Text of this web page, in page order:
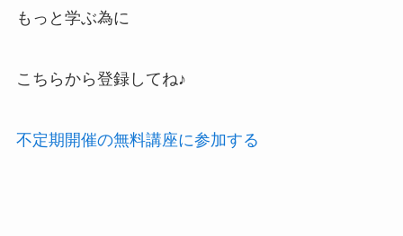
もっと学ぶ為に
こちらから登録してね♪
不定期開催の無料講座に参加する